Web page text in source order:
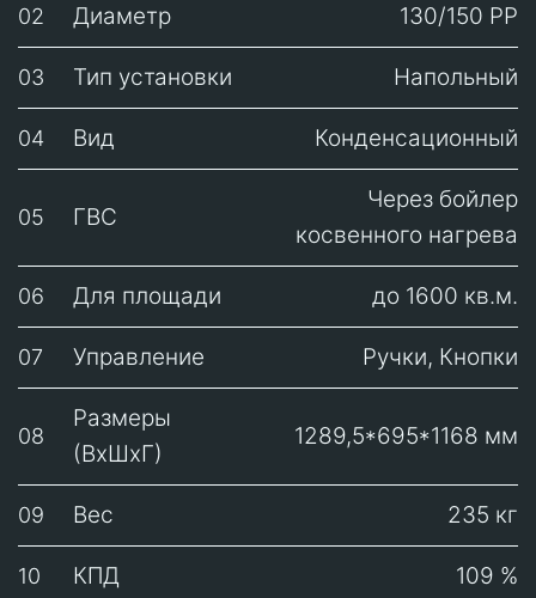
02 Диаметр 130/150 РР
03 Тип установки Напольный
04 Вид Конденсационный
05 ГВС
Через бойлер
косвенного нагрева
06 Для площади до 1600 кв.м.
07 Управление Ручки, Кнопки
08
Размеры
(ВхШхГ)
1289,5*695*1168 мм
09 Вес 235 кг
10 КПД 109 %